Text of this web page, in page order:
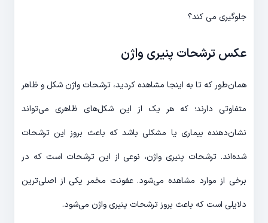
جلوگیری می کند؟
عکس ترشحات پنیری واژن
همان‌طور که تا به اینجا مشاهده کردید، ترشحات واژن شکل و ظاهر
متفاوتی دارند؛ که هر یک از این شکل‌های ظاهری می‌تواند
نشان‌دهنده بیماری یا مشکلی باشد که باعث بروز این ترشحات
شده‌اند. ترشحات پنیری واژن، نوعی از این ترشحات است که در
برخی از موارد مشاهده می‌شود. عفونت مخمر یکی از اصلی‌ترین
دلایلی است که باعث بروز ترشحات پنیری واژن می‌شود.